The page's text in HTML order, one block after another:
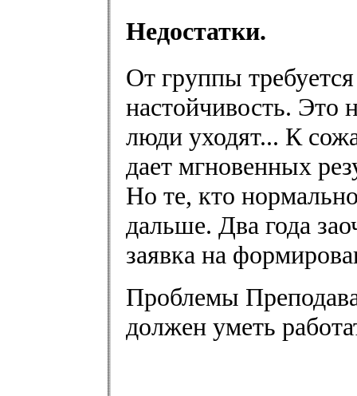
Недостатки.
От группы
настойчивость. Это
люди уходят... К
дает мгновенных
Но те, кто
дальше. Два года
заявка на
Проблемы
должен уметь